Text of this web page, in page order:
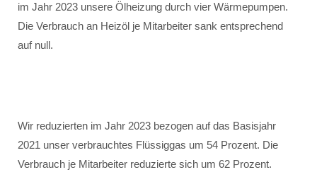
im Jahr 2023 unsere Ölheizung durch vier Wärmepumpen.
Die Verbrauch an Heizöl je Mitarbeiter sank entsprechend
auf null.
Wir reduzierten im Jahr 2023 bezogen auf das Basisjahr
2021 unser verbrauchtes Flüssiggas um 54 Prozent. Die
Verbrauch je Mitarbeiter reduzierte sich um 62 Prozent.